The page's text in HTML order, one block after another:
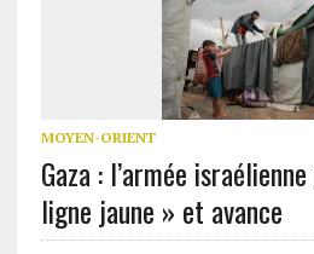
MOYEN-ORIENT
Gaza : l’armée
ligne jaune » et avance